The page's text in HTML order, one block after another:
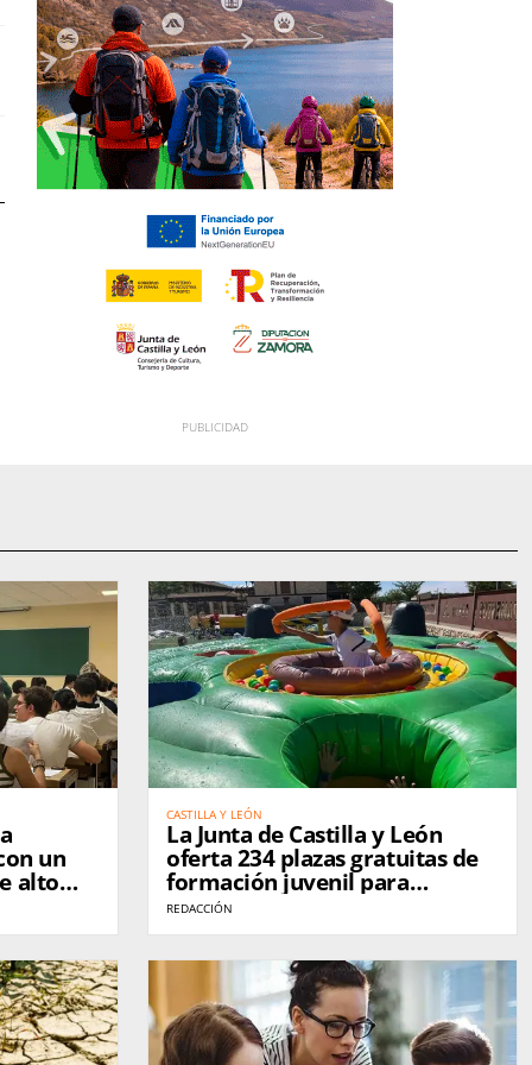
un
alto
CASTILLA Y LEÓN
La Junta de Castilla y León
oferta 234 plazas gratuitas de
formación juvenil para
mejorar la empleabilidad de
los jóvenes
REDACCIÓN